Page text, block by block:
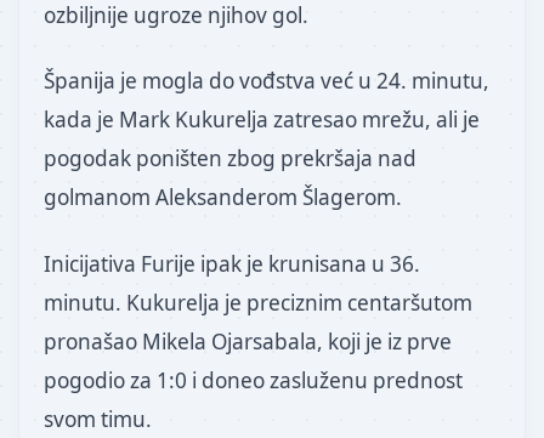
ozbiljnije ugroze njihov gol.
Španija je mogla do vođstva već u 24. minutu,
kada je Mark Kukurelja zatresao mrežu, ali je
pogodak poništen zbog prekršaja nad
golmanom Aleksanderom Šlagerom.
Inicijativa Furije ipak je krunisana u 36.
minutu. Kukurelja je preciznim centaršutom
pronašao Mikela Ojarsabala, koji je iz prve
pogodio za 1:0 i doneo zasluženu prednost
svom timu.